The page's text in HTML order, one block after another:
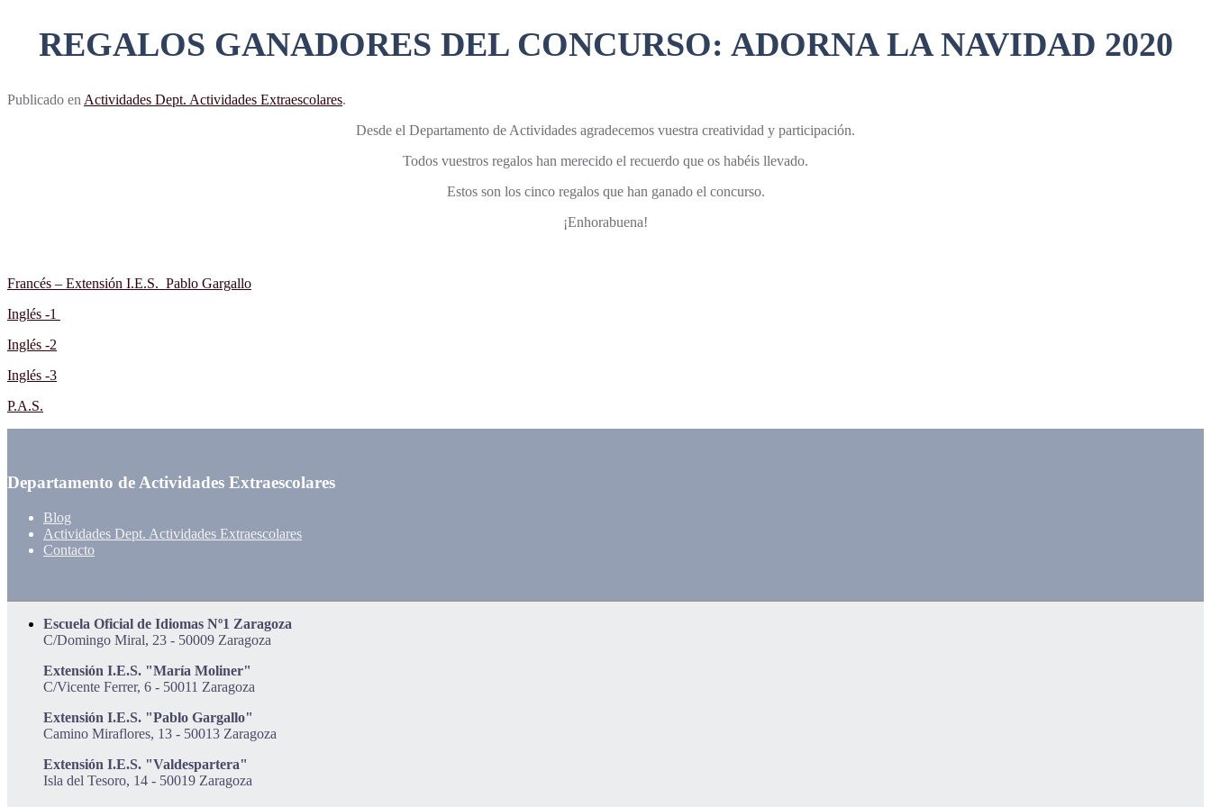
REGALOS GANADORES DEL CONCURSO: ADORNA LA NAVIDAD 2020
Publicado en Actividades Dept. Actividades Extraescolares.
Desde el Departamento de Actividades agradecemos vuestra creatividad y participación.
Todos vuestros regalos han merecido el recuerdo que os habéis llevado.
Estos son los cinco regalos que han ganado el concurso.
¡Enhorabuena!
Francés – Extensión I.E.S. Pablo Gargallo
Inglés -1
Inglés -2
Inglés -3
P.A.S.
Departamento de Actividades Extraescolares
Blog
Actividades Dept. Actividades Extraescolares
Contacto
Escuela Oficial de Idiomas Nº1 Zaragoza
C/Domingo Miral, 23 - 50009 Zaragoza
Extensión I.E.S. "María Moliner"
C/Vicente Ferrer, 6 - 50011 Zaragoza
Extensión I.E.S. "Pablo Gargallo"
Camino Miraflores, 13 - 50013 Zaragoza
Extensión I.E.S. "Valdespartera"
Isla del Tesoro, 14 - 50019 Zaragoza